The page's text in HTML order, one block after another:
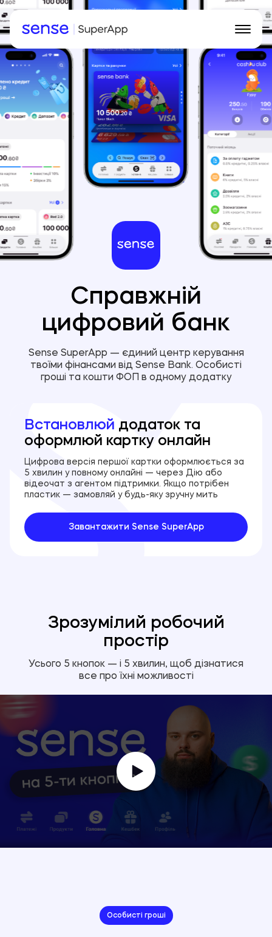
Інтерфейс
Можливості
Для ФОП
Завантажити Sense SuperApp
Справжній
цифровий банк
Sense SuperApp — єдиний центр керування
твоїми фінансами від Sense Bank. Особисті
гроші та кошти ФОП в одному додатку
Встановлюй додаток та
оформлюй картку онлайн
Цифрова версія першої картки оформлюється за
5 хвилин у повному онлайні — через Дію або
відеочат з агентом підтримки. Якщо потрібен
пластик — замовляй у будь-яку зручну мить
Завантажити Sense SuperApp
Зрозумілий робочий
простір
Усього 5 кнопок — і 5 хвилин, щоб дізнатися
все про їхні можливості
Особисті гроші